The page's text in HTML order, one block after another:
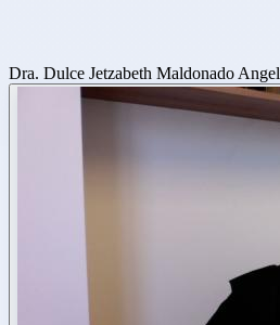
Dra. Dulce Jetzabeth Maldonado Angel